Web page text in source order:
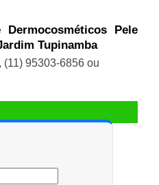
Pele
Tupinamba
, (11) 95303-6856 ou